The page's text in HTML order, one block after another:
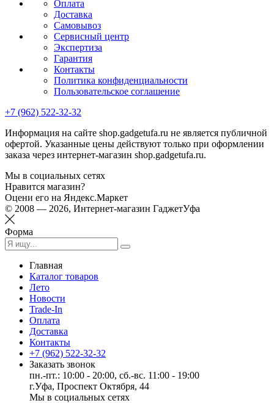
Оплата
Доставка
Самовывоз
Сервисный центр
Экспертиза
Гарантия
Контакты
Политика конфиденциальности
Пользовательское соглашение
+7 (962) 522-32-32
Информация на сайте shop.gadgetufa.ru не является публичной
офертой. Указанные цены действуют только при оформлении
заказа через интернет-магазин shop.gadgetufa.ru.
Мы в социальных сетях
Нравится магазин?
Оцени его на Яндекс.Маркет
© 2008 — 2026, Интернет-магазин ГаджетУфа
Форма
Главная
Каталог товаров
Лето
Новости
Trade-In
Оплата
Доставка
Контакты
+7 (962) 522-32-32
Заказать звонок
пн.-пт.: 10:00 - 20:00, сб.-вс. 11:00 - 19:00
г.Уфа, Проспект Октября, 44
Мы в социальных сетях